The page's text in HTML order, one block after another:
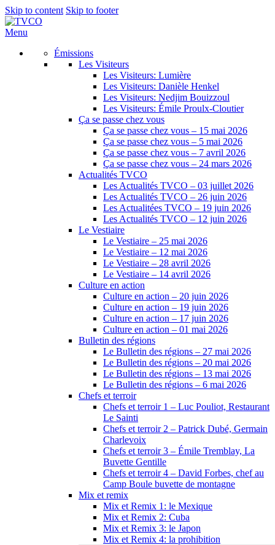
Skip to content Skip to footer
Menu
Émissions
Les Visiteurs
Les Visiteurs: Lumière
Les Visiteurs: Danièle Henkel
Les Visiteurs: Nedjim Bouizzoul
Les Visiteurs: Émile Proulx-Cloutier
Ça se passe chez vous
Ça se passe chez vous – 15 mai 2026
Ça se passe chez vous – 5 mai 2026
Ça se passe chez vous – 7 avril 2026
Ça se passe chez vous – 24 mars 2026
Actualités TVCO
Les Actualités TVCO – 03 juillet 2026
Les Actualités TVCO – 26 juin 2026
Les Actualitées TVCO – 19 juin 2026
Les Actualités TVCO – 12 juin 2026
Le Vestiaire
Le Vestiaire – 25 mai 2026
Le Vestiaire – 12 mai 2026
Le Vestiaire – 28 avril 2026
Le Vestiaire – 14 avril 2026
Culture en action
Culture en action – 20 juin 2026
Culture en action – 19 juin 2026
Culture en action – 17 juin 2026
Culture en action – 01 mai 2026
Bulletin des régions
Le Bulletin des régions – 27 mai 2026
Le Bulletin des régions – 20 mai 2026
Le Bulletin des régions – 13 mai 2026
Le Bulletin des régions – 6 mai 2026
Chefs et terroir
Chefs et terroir 1 – Luc Pouliot, Restaurant
Le Sainti
Chefs et terroir 2 – Patrick Dubé, Germain
Charlevoix
Chefs et terroir 3 – Émile Tremblay, La
Buvette Gentille
Chefs et terroir 4 – David Forbes, chef au
Camp Boule buvette de montagne
Mix et remix
Mix et Remix 1: le Mexique
Mix et Remix 2: Cuba
Mix et Remix 3: le Japon
Mix et Remix 4: la prohibition